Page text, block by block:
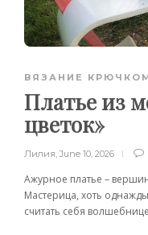
ВЯЗАНИЕ
Платье из
цветок»
Лилия June 10, 2026
Ажурное платье –
Мастерица, хоть
считать себя